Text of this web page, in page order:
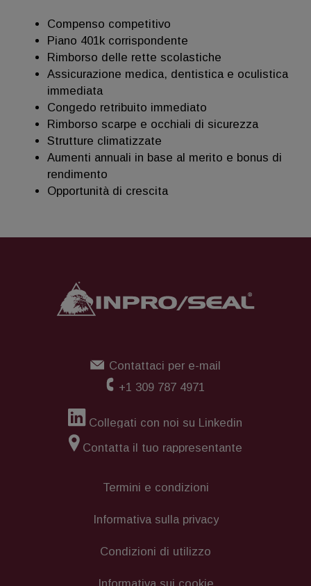
Compenso competitivo
Piano 401k corrispondente
Rimborso delle rette scolastiche
Assicurazione medica, dentistica e oculistica
immediata
Congedo retribuito immediato
Rimborso scarpe e occhiali di sicurezza
Strutture climatizzate
Aumenti annuali in base al merito e bonus di
rendimento
Opportunità di crescita
Contattaci per e-mail
+1 309 787 4971
Collegati con noi su Linkedin
Contatta il tuo rappresentante
Termini e condizioni
Informativa sulla privacy
Condizioni di utilizzo